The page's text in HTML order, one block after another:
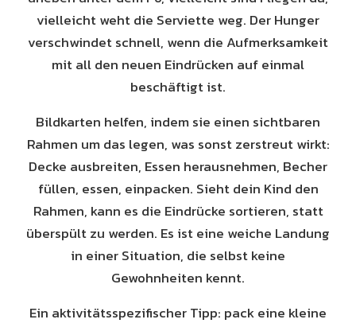
vielleicht weht die Serviette weg. Der Hunger
verschwindet schnell, wenn die Aufmerksamkeit
mit all den neuen Eindrücken auf einmal
beschäftigt ist.
Bildkarten helfen, indem sie einen sichtbaren
Rahmen um das legen, was sonst zerstreut wirkt:
Decke ausbreiten, Essen herausnehmen, Becher
füllen, essen, einpacken. Sieht dein Kind den
Rahmen, kann es die Eindrücke sortieren, statt
überspült zu werden. Es ist eine weiche Landung
in einer Situation, die selbst keine
Gewohnheiten kennt.
Ein aktivitätsspezifischer Tipp: pack eine kleine